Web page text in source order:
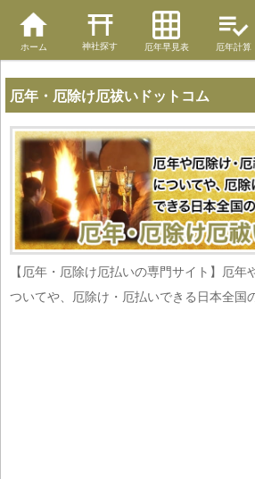
ホーム 神社探す 厄年早見表 厄年計算
厄年・厄除け厄祓いドットコム
【厄年・厄除け厄払いの専門サイト】厄年
ついてや、厄除け・厄払いできる日本全国